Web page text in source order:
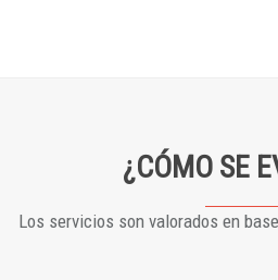
¿CÓMO SE
Los servicios son valorados en